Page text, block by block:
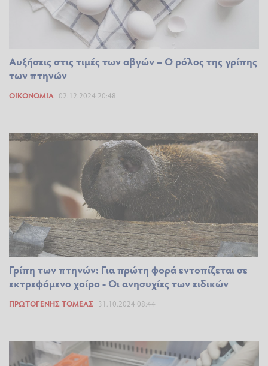
Αυξήσεις στις τιμές των αβγών – Ο ρόλος της γρίπης
των πτηνών
ΟΙΚΟΝΟΜΊΑ 02.12.2024 20:48
Γρίπη των πτηνών: Για πρώτη φορά εντοπίζεται σε
εκτρεφόμενο χοίρο - Οι ανησυχίες των ειδικών
ΠΡΩΤΟΓΕΝΉΣ ΤΟΜΈΑΣ 31.10.2024 08:44